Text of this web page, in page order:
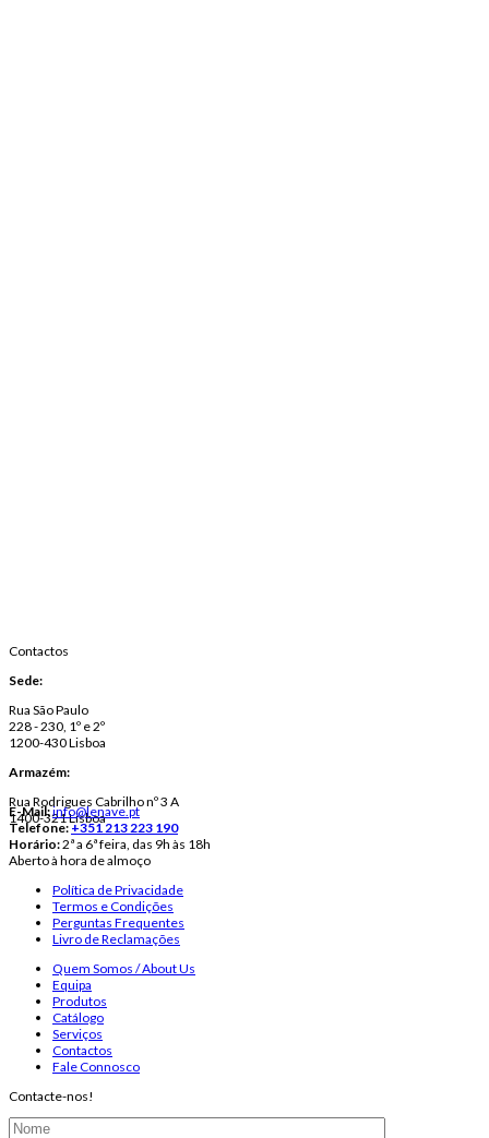
Contactos
Sede:
Rua São Paulo
228 - 230, 1º e 2º
1200-430 Lisboa
Armazém:
Rua Rodrigues Cabrilho nº 3 A
1400-321 Lisboa
E-Mail:info@lenave.pt
Telefone:+351 213 223 190
Horário:2ª a 6ª feira, das 9h às 18h
Aberto à hora de almoço
Política de Privacidade
Termos e Condições
Perguntas Frequentes
Livro de Reclamações
Quem Somos / About Us
Equipa
Produtos
Catálogo
Serviços
Contactos
Fale Connosco
Contacte-nos!